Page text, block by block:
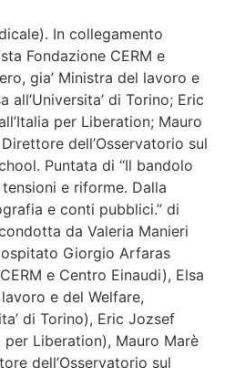
In collegamento
Fondazione CERM e
gia’ Ministra del lavoro e
all’Universita’ di Torino; Eric
per Liberation; Mauro
dell’Osservatorio sul
Puntata di “Il bandolo
e riforme. Dalla
e conti pubblici.” di
da Valeria Manieri
Giorgio Arfaras
e Centro Einaudi), Elsa
e del Welfare,
di Torino), Eric Jozsef
per Liberation), Mauro Marè
dell’Osservatorio sul